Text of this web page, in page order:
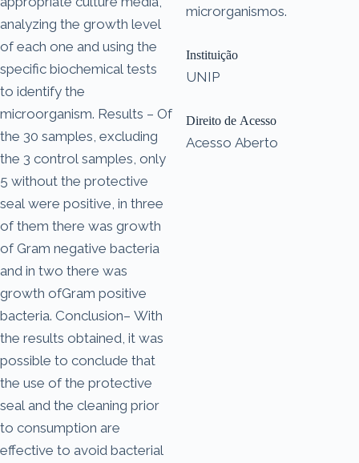
analyzing the growth level
of each one and using the
specific biochemical tests
to identify the
microorganism. Results – Of
the 30 samples, excluding
the 3 control samples, only
5 without the protective
seal were positive, in three
of them there was growth
of Gram negative bacteria
and in two there was
growth ofGram positive
bacteria. Conclusion– With
the results obtained, it was
possible to conclude that
the use of the protective
seal and the cleaning prior
to consumption are
effective to avoid bacterial
microrganismos.
Instituição
UNIP
Direito de Acesso
Acesso Aberto